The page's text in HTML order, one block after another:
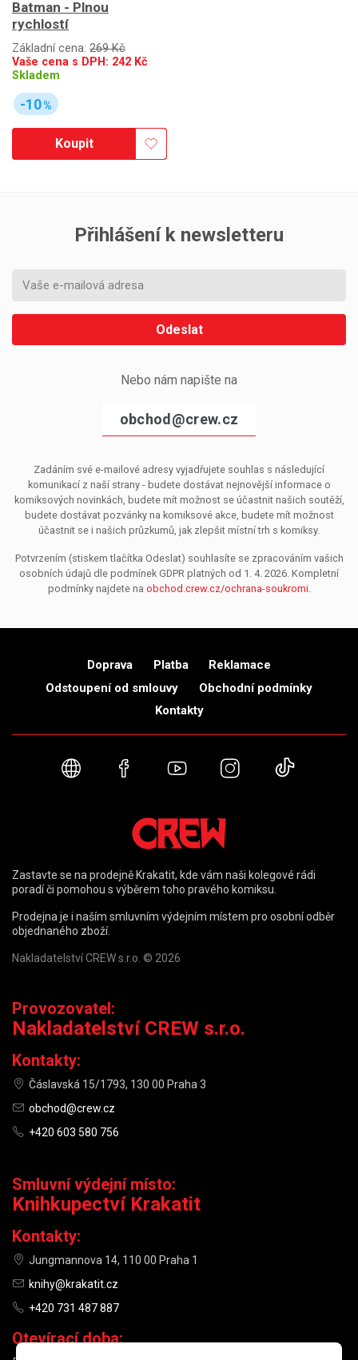
Batman - Plnou
rychlostí
Základní cena: 269 Kč
Vaše cena s DPH: 242 Kč
Skladem
-10%
Koupit
Přihlášení k newsletteru
Odeslat
Nebo nám napište na
obchod@crew.cz
Zadáním své e-mailové adresy vyjadřujete souhlas s následující
komunikací z naší strany - budete dostávat nejnovější informace o
komiksových novinkách, budete mít možnost se účastnit našich soutěží,
budete dostávat pozvánky na komiksové akce, budete mít možnost
účastnit se i našich průzkumů, jak zlepšit místní trh s komiksy.
Potvrzením (stiskem tlačítka Odeslat) souhlasíte se zpracováním vašich
osobních údajů dle podmínek GDPR platných od 1. 4. 2026. Kompletní
podmínky najdete na obchod.crew.cz/ochrana-soukromi.
Doprava Platba
Reklamace
Odstoupení od smlouvy
Obchodní podmínky
Kontakty
Webové stránky
FacebookYouTubeInstagram
Zastavte se na prodejně Krakatit, kde vám naši kolegové rádi
poradí či pomohou s výběrem toho pravého komiksu.
Prodejna je i naším smluvním výdejním místem pro osobní odběr
objednaného zboží.
Nakladatelství CREW s.r.o. © 2026
Provozovatel:
Nakladatelství CREW s.r.o.
Kontakty:
Čáslavská 15/1793, 130 00 Praha 3
obchod@crew.cz
+420 603 580 756
Smluvní výdejní místo:
Knihkupectví Krakatit
Kontakty:
Jungmannova 14, 110 00 Praha 1
knihy@krakatit.cz
+420 731 487 887
Otevírací doba: